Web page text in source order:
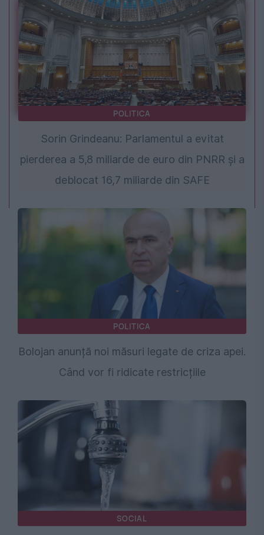
POLITICA
Sorin Grindeanu: Parlamentul a evitat
pierderea a 5,8 miliarde de euro din PNRR și a
deblocat 16,7 miliarde din SAFE
POLITICA
Bolojan anunță noi măsuri legate de criza apei.
Când vor fi ridicate restricțiile
SOCIAL